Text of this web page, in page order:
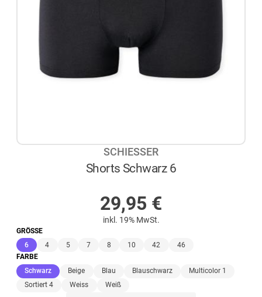
SCHIESSER
Shorts Schwarz 6
29,95 €
inkl. 19% MwSt.
GRÖSSE
6(ausgewählt)
4 5 7 8 10 42
46
FARBE
Schwarz(ausgewählt)
Beige Blau Blauschwarz
Multicolor 1
Sortiert 4
Weiss Weiß